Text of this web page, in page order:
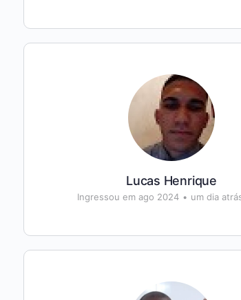
Lucas Henrique
Ingressou em ago 2024 • um dia